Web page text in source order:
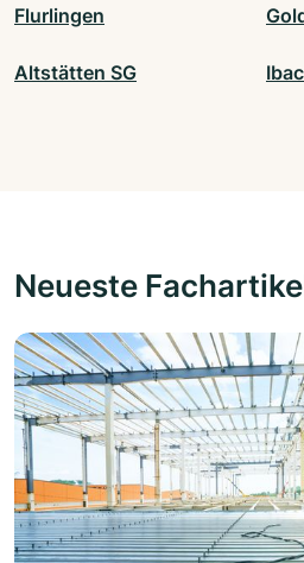
Flurlingen
Altstätten SG
Neueste